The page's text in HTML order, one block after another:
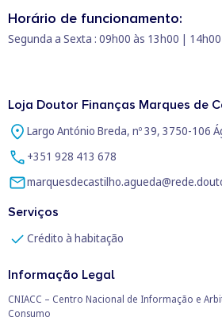
Horário de funcionamento:
Segunda a Sexta : 09h00 às 13h00 |
Loja Doutor Finanças Marques de
Largo António Breda, nº 39, 3750-106
+351 928 413 678
Serviços
Crédito à habitação
Informação Legal
CNIACC – Centro Nacional de Informação e
Consumo